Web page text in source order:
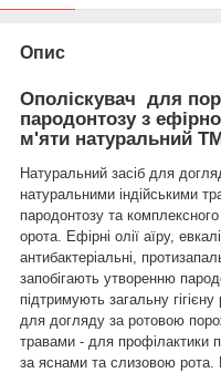
Опис
Ополіскувач для
пародонтозу з
м'яти натуральний
Натуральний засіб для
натуральними індійськими
пародонтозу та
орота. Ефірні олії аїру,
антибактеріальні,
запобігають утворенню
підтримують загальну
для догляду за ротовою
травами - для профілактики
за яснами та слизовою рота.